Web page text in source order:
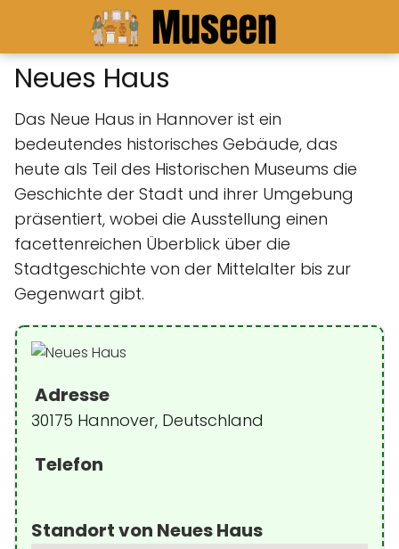
Neues Haus
Das Neue Haus in Hannover ist ein
bedeutendes historisches Gebäude, das
heute als Teil des Historischen Museums die
Geschichte der Stadt und ihrer Umgebung
präsentiert, wobei die Ausstellung einen
facettenreichen Überblick über die
Stadtgeschichte von der Mittelalter bis zur
Gegenwart gibt.
Adresse
30175 Hannover, Deutschland
Telefon
Standort von Neues Haus